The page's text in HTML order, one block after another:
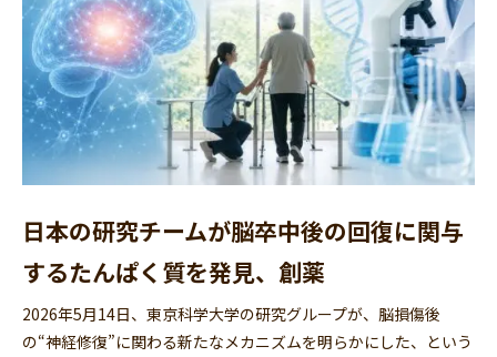
日本の研究チームが脳卒中後の回復に関与
するたんぱく質を発見、創薬
2026年5月14日、東京科学大学の研究グループが、脳損傷後
の“神経修復”に関わる新たなメカニズムを明らかにした、という